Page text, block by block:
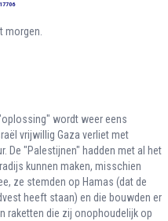
17706
morgen.
wordt weer eens
vrijwillig Gaza verliet met
De "Palestijnen" hadden met al het
kunnen maken, misschien
ze stemden op Hamas (dat de
heeft staan) en die bouwden er
raketten die zij onophoudelijk op